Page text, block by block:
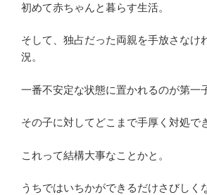
初めて赤ちゃんと暮らす生活。
そして、独占だった両親を手放さなけ
況。
一番不安定な状態に置かれるのが第一
その子に対してどこまで手厚く対処で
これって結構大事なことかと。
うちではいちかができるだけさびしく